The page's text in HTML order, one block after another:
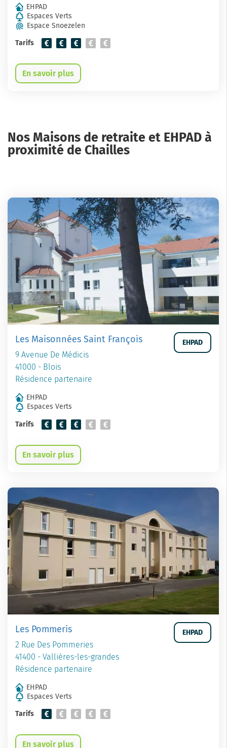
EHPAD
Espaces Verts
Espace Snoezelen
Tarifs
En savoir plus
Nos Maisons de retraite et EHPAD à
proximité de Chailles
Les Maisonnées Saint François
9 Avenue De Médicis
41000 - Blois
Résidence partenaire
EHPAD
EHPAD
Espaces Verts
Tarifs
En savoir plus
Les Pommeris
2 Rue Des Pommeries
41400 - Vallières-les-grandes
Résidence partenaire
EHPAD
EHPAD
Espaces Verts
Tarifs
En savoir plus